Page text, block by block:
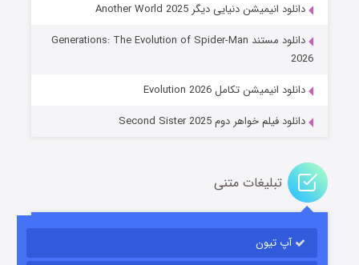
جادوگری در مغولستان
قسمت۱۴ (زیرنویس) منتشر شد
باب اسفنجی فصل ۱۷
قسمت۶ (زیرنویس) منتشر شد
دانلود انیمیشن دنیایی دیگر Another World 2025
دانلود مستند Generations: The Evolution of Spider-Man
2026
دانلود انیمیشن تکامل Evolution 2026
دانلود فیلم خواهر دوم Second Sister 2025
تبلیغات متنی
آپ تیون